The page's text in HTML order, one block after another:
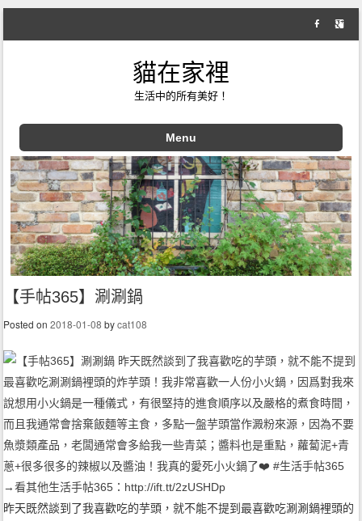
貓在家裡
生活中的所有美好！
Menu
Skip to content
【手帖365】涮涮鍋
Posted on2018-01-08 bycat108
昨天既然談到了我喜歡吃的芋頭，就不能不提到最喜歡吃涮涮鍋裡頭的